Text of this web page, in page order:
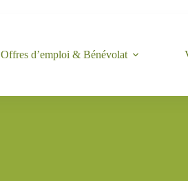
Offres d’emploi & Bénévolat